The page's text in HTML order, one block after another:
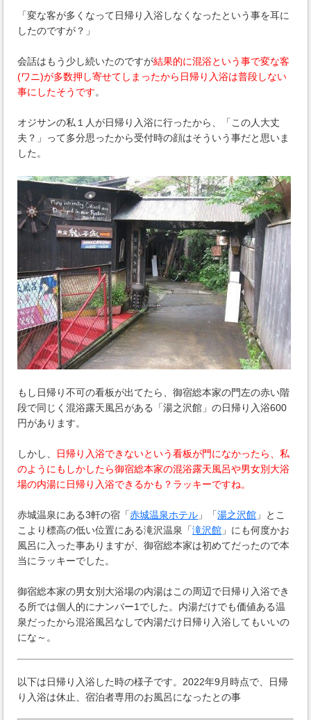
「変な客が多くなって日帰り入浴しなくなったという事を耳に
したのですが？」
会話はもう少し続いたのですが結果的に混浴という事で変な客
(ワニ)が多数押し寄せてしまったから日帰り入浴は普段しない
事にしたそうです。
オジサンの私１人が日帰り入浴に行ったから、「この人大丈
夫？」って多分思ったから受付時の顔はそういう事だと思いま
した。
もし日帰り不可の看板が出てたら、御宿総本家の門左の赤い階
段で同じく混浴露天風呂がある「湯之沢館」の日帰り入浴600
円があります。
しかし、 日帰り入浴できないという看板が門になかったら、私
のようにもしかしたら御宿総本家の混浴露天風呂や男女別大浴
場の内湯に日帰り入浴できるかも？ラッキーですね。
赤城温泉にある3軒の宿「赤城温泉ホテル 」「湯之沢館 」とこ
こより標高の低い位置にある滝沢温泉「滝沢館 」にも何度かお
風呂に入った事ありますが、御宿総本家は初めてだったので本
当にラッキーでした。
御宿総本家の男女別大浴場の内湯はこの周辺で日帰り入浴でき
る所では個人的にナンバー1でした。内湯だけでも価値ある温
泉だったから混浴風呂なしで内湯だけ日帰り入浴してもいいの
にな～。
以下は日帰り入浴した時の様子です。2022年9月時点で、日帰
り入浴は休止、宿泊者専用のお風呂になったとの事